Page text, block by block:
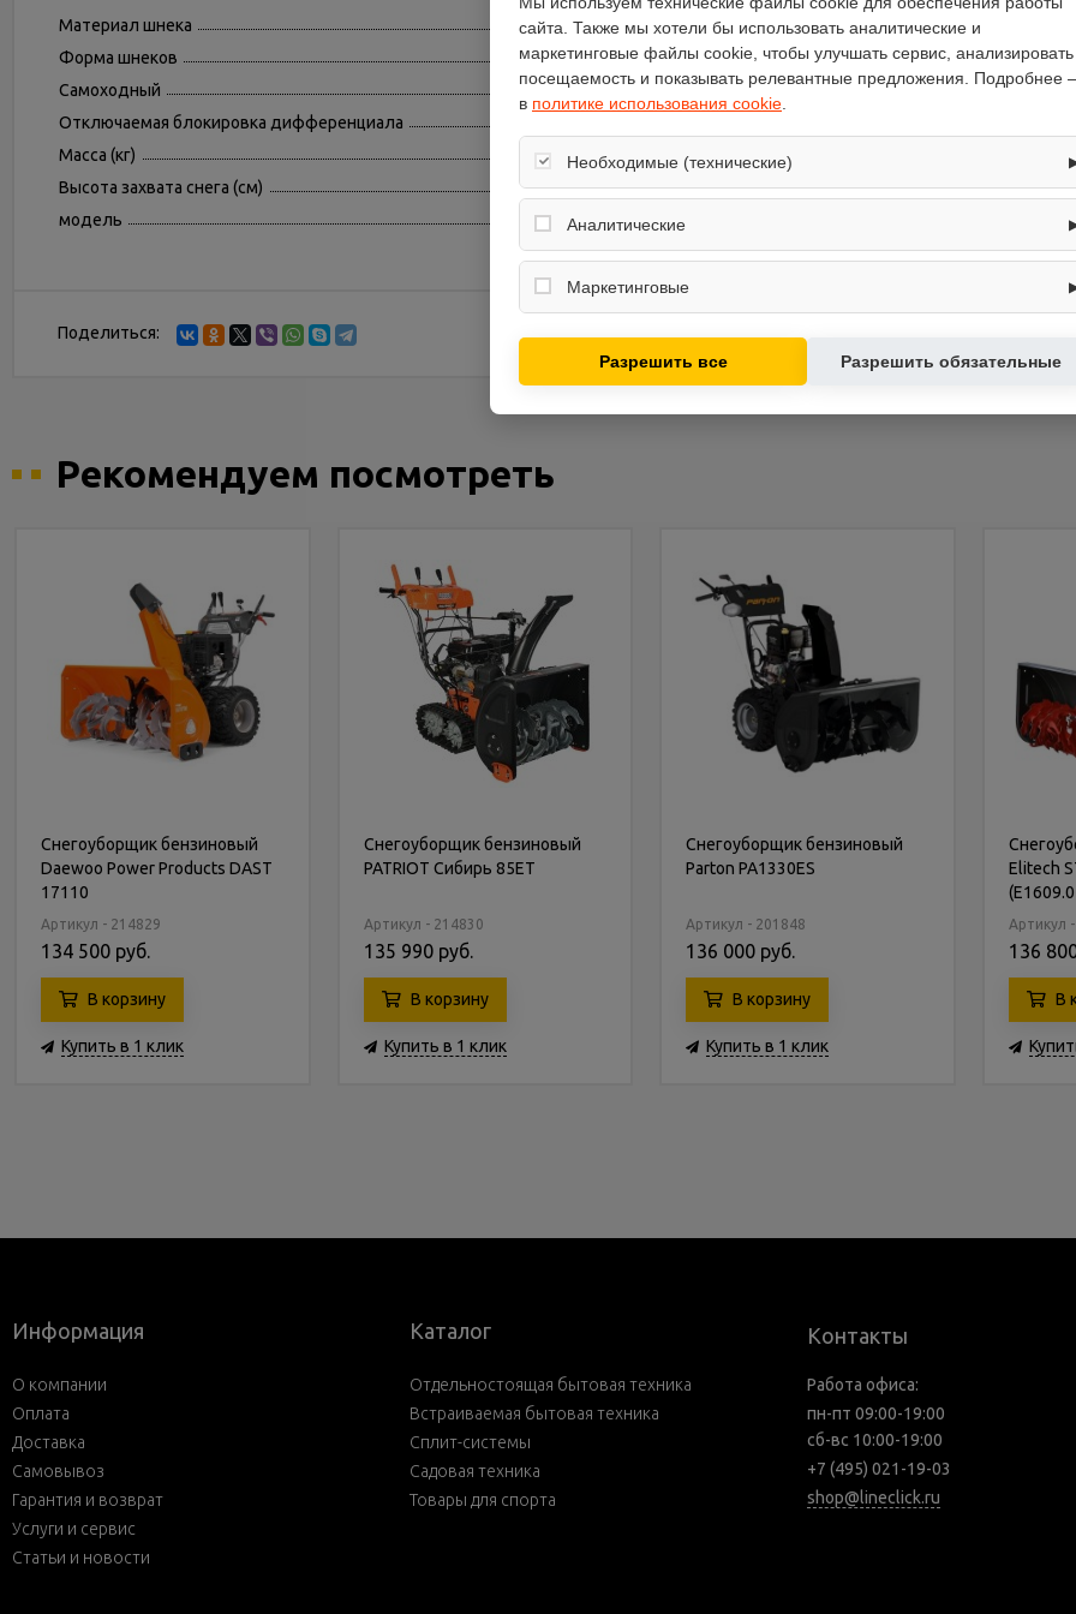
Материал шнека
металл
Форма шнеков
рельефная (зубчатая)
Самоходный
есть
Отключаемая блокировка дифференциала
Масса (кг)
Высота захвата снега (см)
51
модель
Поделиться:
Рекомендуем посмотреть
Снегоуборщик бензиновый
Daewoo Power Products DAST
17110
Артикул - 214829
134 500 руб.
В корзину
Купить в 1 клик
Снегоуборщик бензиновый
PATRIOT Сибирь 85ET
Артикул - 214830
135 990 руб.
В корзину
Купить в 1 клик
Снегоуборщик бензиновый
Parton PA1330ES
Артикул - 201848
136 000 руб.
В корзину
Купить в 1 клик
Elitech
Артикул
136
В
Информация
О компании
Оплата
Доставка
Самовывоз
Гарантия и возврат
Услуги и сервис
Статьи и новости
Каталог
Отдельностоящая бытовая техника
Встраиваемая бытовая техника
Сплит-системы
Садовая техника
Товары для спорта
Контакты
Работа офиса:
пн-пт 09:00-19:00
сб-вс 10:00-19:00
+7 (495) 021-19-03
shop@lineclick.ru
сайта. Также мы хотели бы использовать аналитические и
маркетинговые файлы cookie, чтобы улучшать сервис, анализировать
посещаемость и показывать релевантные предложения. Подробнее
в политике использования cookie
Необходимые (технические)
Обеспечивают корректную работу сайта: оформление заказа, корзина,
вход в личный кабинет. Без них основные функции могут быть
Аналитические
Собирают обезличенную информацию о посещениях и использовании
сайта (например, счётчики аналитики), помогают улучшать интерфейс и
Маркетинговые
Разрешить все Разрешить обязательные